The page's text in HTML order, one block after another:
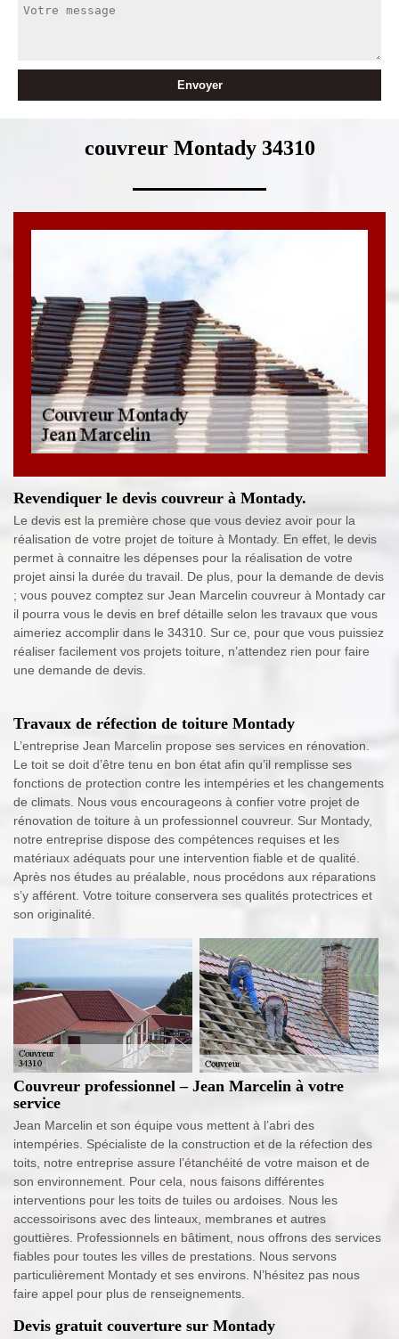
couvreur Montady 34310
Revendiquer le devis couvreur à Montady.
Le devis est la première chose que vous deviez avoir pour la
réalisation de votre projet de toiture à Montady. En effet, le devis
permet à connaitre les dépenses pour la réalisation de votre
projet ainsi la durée du travail. De plus, pour la demande de devis
; vous pouvez comptez sur Jean Marcelin couvreur à Montady car
il pourra vous le devis en bref détaille selon les travaux que vous
aimeriez accomplir dans le 34310. Sur ce, pour que vous puissiez
réaliser facilement vos projets toiture, n’attendez rien pour faire
une demande de devis.
Travaux de réfection de toiture Montady
L’entreprise Jean Marcelin propose ses services en rénovation.
Le toit se doit d’être tenu en bon état afin qu’il remplisse ses
fonctions de protection contre les intempéries et les changements
de climats. Nous vous encourageons à confier votre projet de
rénovation de toiture à un professionnel couvreur. Sur Montady,
notre entreprise dispose des compétences requises et les
matériaux adéquats pour une intervention fiable et de qualité.
Après nos études au préalable, nous procédons aux réparations
s’y afférent. Votre toiture conservera ses qualités protectrices et
son originalité.
Couvreur professionnel – Jean Marcelin à votre
service
Jean Marcelin et son équipe vous mettent à l’abri des
intempéries. Spécialiste de la construction et de la réfection des
toits, notre entreprise assure l’étanchéité de votre maison et de
son environnement. Pour cela, nous faisons différentes
interventions pour les toits de tuiles ou ardoises. Nous les
accessoirisons avec des linteaux, membranes et autres
gouttières. Professionnels en bâtiment, nous offrons des services
fiables pour toutes les villes de prestations. Nous servons
particulièrement Montady et ses environs. N’hésitez pas nous
faire appel pour plus de renseignements.
Devis gratuit couverture sur Montady